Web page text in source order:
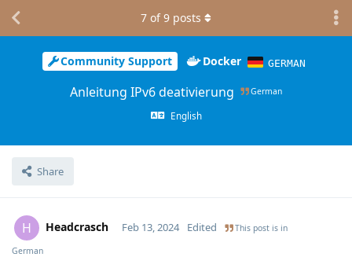
Community Support Docker GERMAN
Anleitung IPv6 deativierung German
English
Share
7 of9 posts
H Headcrasch Feb 13, 2024 Edited This post is in
German